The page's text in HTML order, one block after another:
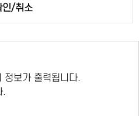
인/취소
정보가 출력됩니다.
.